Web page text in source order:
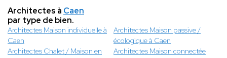
Architectes à Caen
par type de bien.
Architectes Maison individuelle à
Caen
Architectes Maison passive /
écologique à Caen
Architectes Chalet / Maison en
Architectes Maison connectée